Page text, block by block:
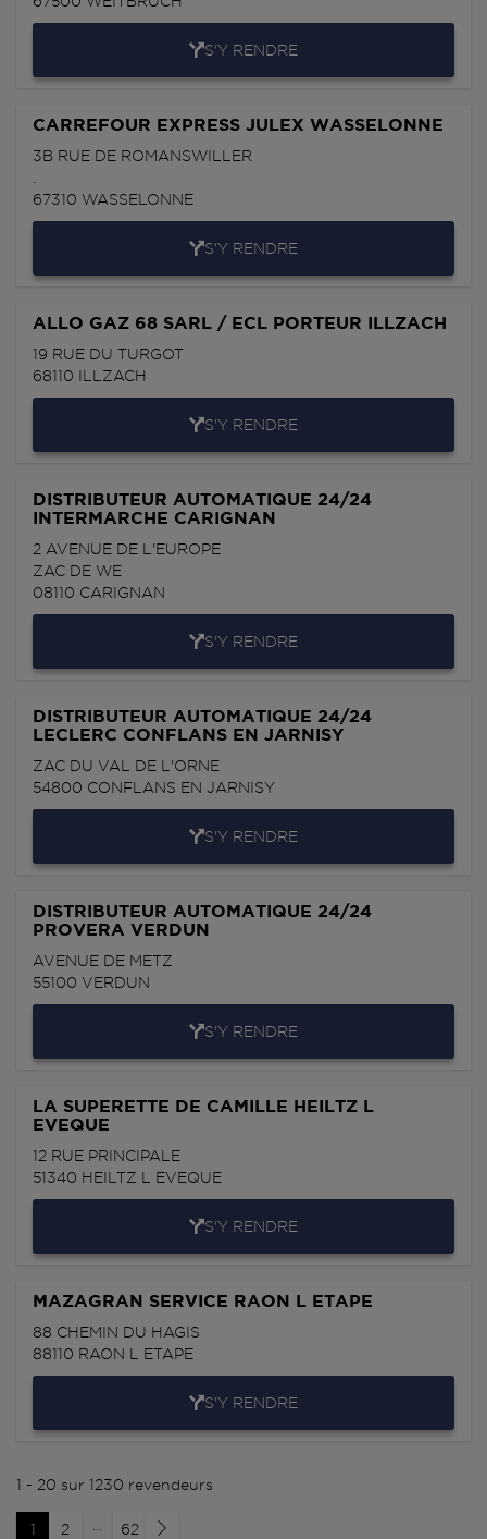
S'Y RENDRE
CARREFOUR EXPRESS JULEX WASSELONNE
3B RUE DE ROMANSWILLER
67310 WASSELONNE
S'Y RENDRE
ALLO GAZ 68 SARL / ECL PORTEUR ILLZACH
19 RUE DU TURGOT
68110 ILLZACH
S'Y RENDRE
DISTRIBUTEUR AUTOMATIQUE 24/24
INTERMARCHE CARIGNAN
2 AVENUE DE L'EUROPE
ZAC DE WE
08110 CARIGNAN
S'Y RENDRE
DISTRIBUTEUR AUTOMATIQUE 24/24
LECLERC CONFLANS EN JARNISY
ZAC DU VAL DE L'ORNE
54800 CONFLANS EN JARNISY
S'Y RENDRE
DISTRIBUTEUR AUTOMATIQUE 24/24
PROVERA VERDUN
AVENUE DE METZ
55100 VERDUN
S'Y RENDRE
LA SUPERETTE DE CAMILLE HEILTZ L
EVEQUE
12 RUE PRINCIPALE
51340 HEILTZ L EVEQUE
S'Y RENDRE
MAZAGRAN SERVICE RAON L ETAPE
88 CHEMIN DU HAGIS
88110 RAON L ETAPE
S'Y RENDRE
1 - 20 sur 1230 revendeurs
1 2 62